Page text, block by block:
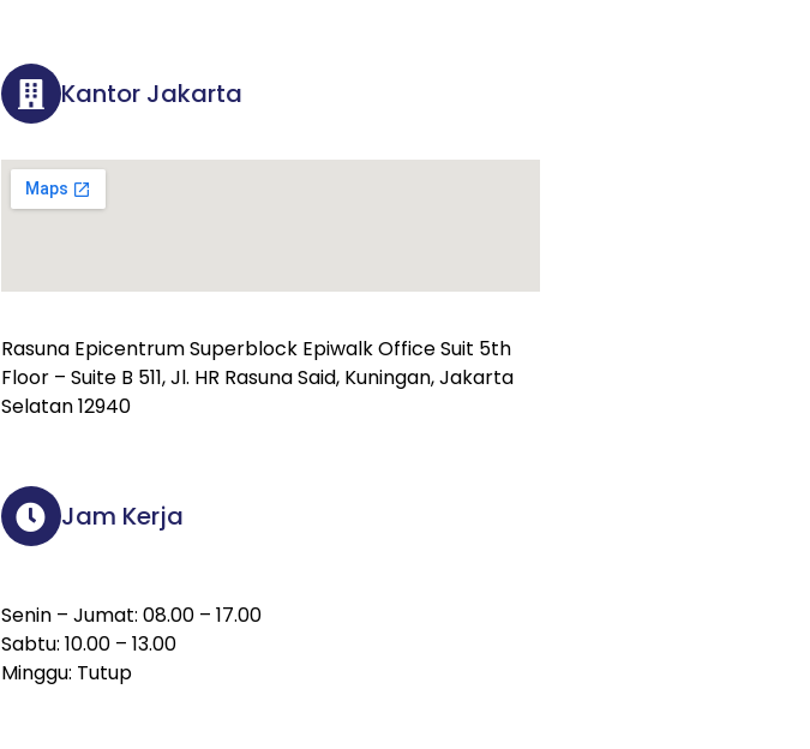
Kantor Jakarta
Rasuna Epicentrum Superblock Epiwalk Office Suit 5th
Floor – Suite B 511, Jl. HR Rasuna Said, Kuningan, Jakarta
Selatan 12940
Jam Kerja
Senin – Jumat: 08.00 – 17.00
Sabtu: 10.00 – 13.00
Minggu: Tutup